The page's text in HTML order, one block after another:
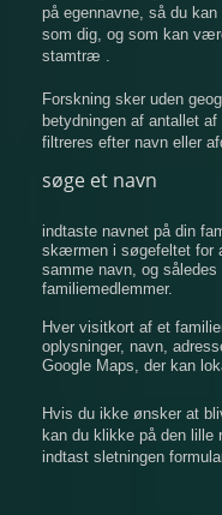
på egennavne, så du
som dig, og som kan
stamtræ .
Forskning sker uden
betydningen af ​​antallet
filtreres efter navn eller
søge et navn
indtaste navnet på din
​​skærmen i søgefeltet for
samme navn, og
familiemedlemmer.
Hver visitkort af et
oplysninger, navn,
Google Maps, der kan
Hvis du ikke ønsker at
kan du klikke på den lille
indtast sletningen